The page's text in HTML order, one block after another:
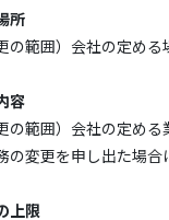
所
更の範囲）会社の定め
容
更の範囲）会社の定め
の変更を申し出た場合
上限